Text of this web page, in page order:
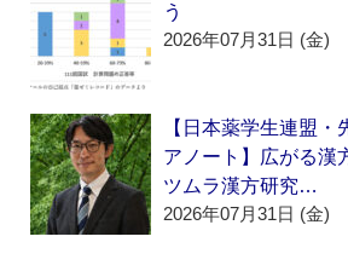
う
2026年07月31日 (金)
【日本薬学生連盟・
アノート】広がる
ツムラ漢方研究…
2026年07月31日 (金)